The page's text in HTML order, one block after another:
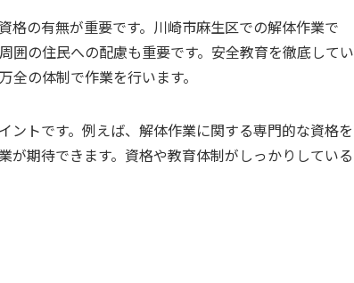
の有無が重要です。川崎市麻生区での解体作業で
囲の住民への配慮も重要です。安全教育を徹底してい
の体制で作業を行います。
トです。例えば、解体作業に関する専門的な資格を
期待できます。資格や教育体制がしっかりしている